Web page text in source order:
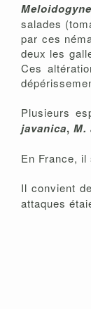
Meloidogyne
salades
par ces
deux les
Ces
Plusieurs
javanica, M.
En France,
Il convient
attaques